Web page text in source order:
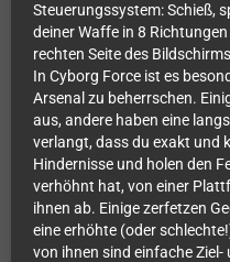
Steuerungssystem: Schieß,
deiner Waffe in 8
rechten Seite des
In Cyborg Force ist es
Arsenal zu beherrschen.
aus, andere haben eine
verlangt, dass du exakt und
Hindernisse und holen den
verhöhnt hat, von einer
ihnen ab. Einige zerfetzen
eine erhöhte (oder
von ihnen sind einfache